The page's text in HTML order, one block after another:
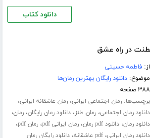
دانلود کتاب
در راه عشق
از:فاطمه حسینی
موضوع:دانلود رایگان بهترین رمان‌ها
۳۸۸ صفحه
برچسب‌ها:رمان اجتماعی ایرانی،رمان عاشقانه ایرانی،
دانلود رمان اجتماعی،رمان طنز،دانلود رمان رایگان،رمان،
دانلود رمان،دانلود pdf رمان ،رمان ایرانی pdf ،رمان pdf ،
دانلود رمان ایرانی،pdf عاشقانه ،دانلود رایگان رمان